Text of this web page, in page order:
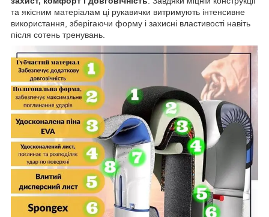
та якісним матеріалам ці рукавички витримують інтенсивне
використання, зберігаючи форму і захисні властивості навіть
після сотень тренувань.